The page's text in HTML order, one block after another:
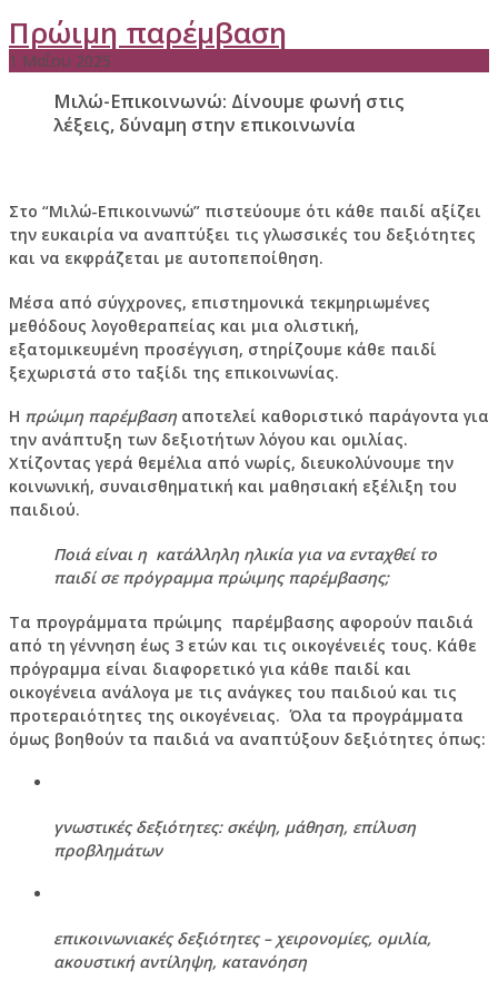
Πρώιμη παρέμβαση
1 Μαΐου 2025
Μιλώ-Επικοινωνώ: Δίνουμε φωνή στις
λέξεις, δύναμη στην επικοινωνία
Στο “Μιλώ-Επικοινωνώ” πιστεύουμε ότι κάθε παιδί αξίζει
την ευκαιρία να αναπτύξει τις γλωσσικές του δεξιότητες
και να εκφράζεται με αυτοπεποίθηση.
Μέσα από σύγχρονες, επιστημονικά τεκμηριωμένες
μεθόδους λογοθεραπείας και μια ολιστική,
εξατομικευμένη προσέγγιση, στηρίζουμε κάθε παιδί
ξεχωριστά στο ταξίδι της επικοινωνίας.
Η πρώιμη παρέμβαση αποτελεί καθοριστικό παράγοντα για
την ανάπτυξη των δεξιοτήτων λόγου και ομιλίας.
Χτίζοντας γερά θεμέλια από νωρίς, διευκολύνουμε την
κοινωνική, συναισθηματική και μαθησιακή εξέλιξη του
παιδιού.
Ποιά είναι η κατάλληλη ηλικία για να ενταχθεί το
παιδί σε πρόγραμμα πρώιμης παρέμβασης;
Τα προγράμματα πρώιμης παρέμβασης αφορούν παιδιά
από τη γέννηση έως 3 ετών και τις οικογένειές τους. Κάθε
πρόγραμμα είναι διαφορετικό για κάθε παιδί και
οικογένεια ανάλογα με τις ανάγκες του παιδιού και τις
προτεραιότητες της οικογένειας. Όλα τα προγράμματα
όμως βοηθούν τα παιδιά να αναπτύξουν δεξιότητες όπως:
γνωστικές δεξιότητες: σκέψη, μάθηση, επίλυση
προβλημάτων
επικοινωνιακές δεξιότητες – χειρονομίες, ομιλία,
ακουστική αντίληψη, κατανόηση